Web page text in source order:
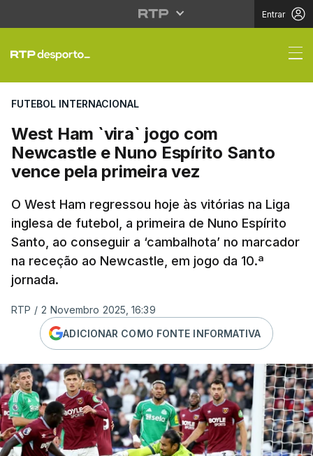
Entrar
West Ham `vira` jogo
FUTEBOL INTERNACIONAL
West Ham `vira` jogo com
Newcastle e Nuno Espírito Santo
vence pela primeira vez
O West Ham regressou hoje às vitórias na Liga
inglesa de futebol, a primeira de Nuno Espírito
Santo, ao conseguir a ‘cambalhota’ no marcador
na receção ao Newcastle, em jogo da 10.ª
jornada.
RTP / 2 Novembro 2025, 16:39
ADICIONAR COMO FONTE INFORMATIVA